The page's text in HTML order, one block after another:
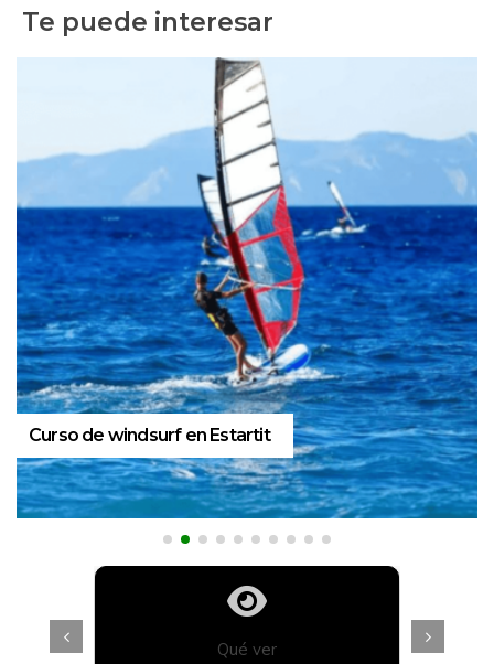
Te puede interesar
Curso de windsurf en Estartit
Qué ver